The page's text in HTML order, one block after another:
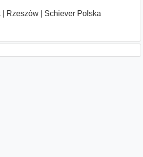
| Rzeszów Schiever Polska